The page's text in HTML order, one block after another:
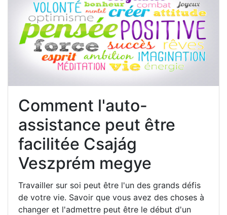
Comment l'auto-
assistance peut être
facilitée Csajág
Veszprém megye
Travailler sur soi peut être l'un des grands défis
de votre vie. Savoir que vous avez des choses à
changer et l'admettre peut être le début d'un